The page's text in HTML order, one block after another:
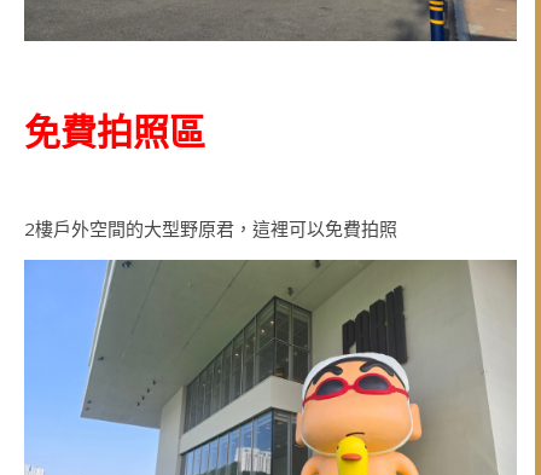
免費拍照區
2樓戶外空間的大型野原君，這裡可以免費拍照